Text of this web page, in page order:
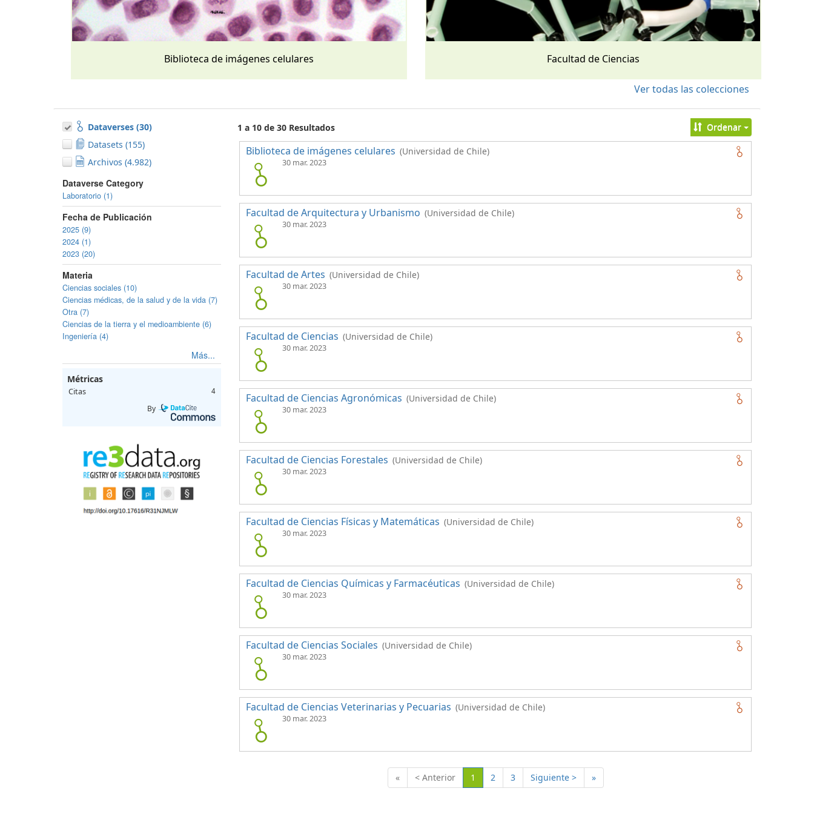
Biblioteca de imágenes celulares Facultad de Ciencias
Ver todas las colecciones
Dataverses (30)
Datasets (155)
Archivos (4.982)
Dataverse Category
Laboratorio (1)
Fecha de Publicación
2025 (9)
2024 (1)
2023 (20)
Materia
Ciencias sociales (10)
Ciencias médicas, de la salud y de la vida (7)
Otra (7)
Ciencias de la tierra y el medioambiente (6)
Ingeniería (4)
Más...
Métricas
Citas 4
By
1 a 10 de 30 Resultados Ordenar
Biblioteca de imágenes celulares (Universidad de Chile)
30 mar. 2023
Facultad de Arquitectura y Urbanismo (Universidad de Chile)
30 mar. 2023
Facultad de Artes (Universidad de Chile)
30 mar. 2023
Facultad de Ciencias (Universidad de Chile)
30 mar. 2023
Facultad de Ciencias Agronómicas (Universidad de Chile)
30 mar. 2023
Facultad de Ciencias Forestales (Universidad de Chile)
30 mar. 2023
Facultad de Ciencias Físicas y Matemáticas (Universidad de Chile)
30 mar. 2023
Facultad de Ciencias Químicas y Farmacéuticas (Universidad de Chile)
30 mar. 2023
Facultad de Ciencias Sociales (Universidad de Chile)
30 mar. 2023
Facultad de Ciencias Veterinarias y Pecuarias (Universidad de Chile)
30 mar. 2023
« < Anterior 1 (Actual)
2 3 Siguiente > »